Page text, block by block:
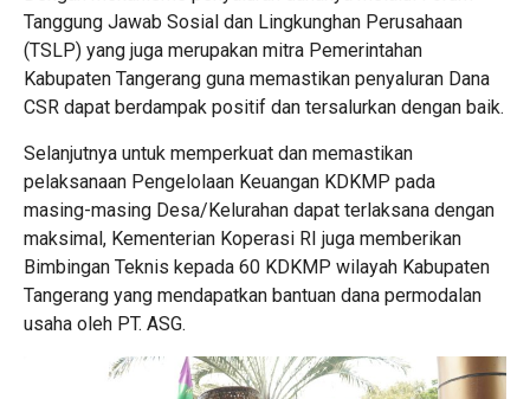
Tanggung Jawab Sosial dan Lingkunghan Perusahaan
(TSLP) yang juga merupakan mitra Pemerintahan
Kabupaten Tangerang guna memastikan penyaluran Dana
CSR dapat berdampak positif dan tersalurkan dengan baik.
Selanjutnya untuk memperkuat dan memastikan
pelaksanaan Pengelolaan Keuangan KDKMP pada
masing-masing Desa/Kelurahan dapat terlaksana dengan
maksimal, Kementerian Koperasi RI juga memberikan
Bimbingan Teknis kepada 60 KDKMP wilayah Kabupaten
Tangerang yang mendapatkan bantuan dana permodalan
usaha oleh PT. ASG.